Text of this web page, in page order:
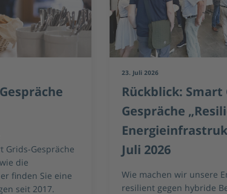
am 17.
und die
16. Juli 2026
MVV und ADS-
erweitern
Standorten
Die MVV finanziert,
batteriegepufferte